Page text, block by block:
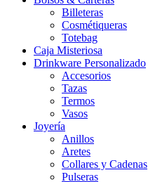
Billeteras
Cosmétiqueras
Totebag
Caja Misteriosa
Drinkware Personalizado
Accesorios
Tazas
Termos
Vasos
Joyería
Anillos
Aretes
Collares y Cadenas
Pulseras